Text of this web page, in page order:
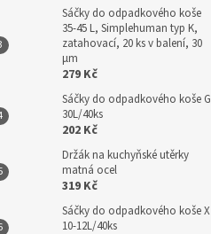
Sáčky do odpadkového koše
35-45 L, Simplehuman typ K,
zatahovací, 20 ks v balení, 30
µm
279 Kč
Sáčky do odpadkového koše G
30L/40ks
202 Kč
Držák na kuchyňské utěrky
matná ocel
319 Kč
Sáčky do odpadkového koše X
10-12L/40ks